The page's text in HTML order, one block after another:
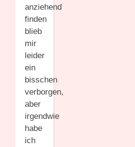
anziehend
finden
blieb
mir
leider
ein
bisschen
verborgen,
aber
irgendwie
habe
ich